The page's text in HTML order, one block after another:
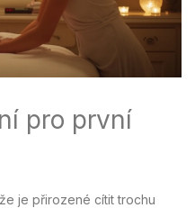
pro první
je přirozené cítit trochu